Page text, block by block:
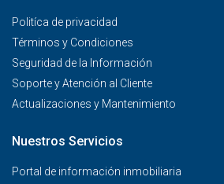
Politíca de privacidad
Términos y Condiciones
Seguridad de la Información
Soporte y Atención al Cliente
Actualizaciones y Mantenimiento
Nuestros Servicios
Portal de información inmobiliaria